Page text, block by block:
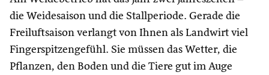
die Weidesaison und die Stallperiode. Gerade die
Freiluftsaison verlangt von Ihnen als Landwirt viel
Fingerspitzengefühl. Sie müssen das Wetter, die
Pflanzen, den Boden und die Tiere gut im Auge